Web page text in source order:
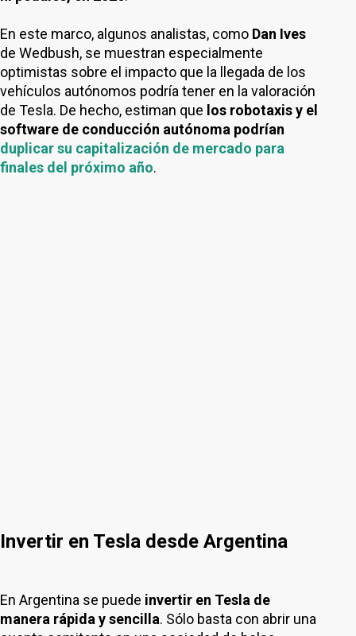
En este marco, algunos analistas, como Dan Ives
de Wedbush, se muestran especialmente
optimistas sobre el impacto que la llegada de los
vehículos autónomos podría tener en la valoración
de Tesla. De hecho, estiman que los robotaxis y el
software de conducción autónoma podrían
duplicar su capitalización de mercado para
finales del próximo año.
Invertir en Tesla desde Argentina
En Argentina se puede invertir en Tesla de
manera rápida y sencilla. Sólo basta con abrir una